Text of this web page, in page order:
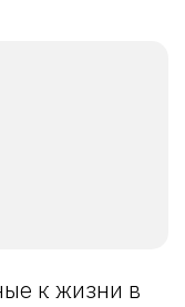
к жизни в